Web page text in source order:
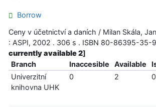
Borrow
Ceny v účetnictví a daních / Milan Skála,
: ASPI, 2002 . 306 s . ISBN 80-86395-35-
currently available 2]
Branch
Inaccesible Available
Univerzitní
knihovna UHK
0 2 0